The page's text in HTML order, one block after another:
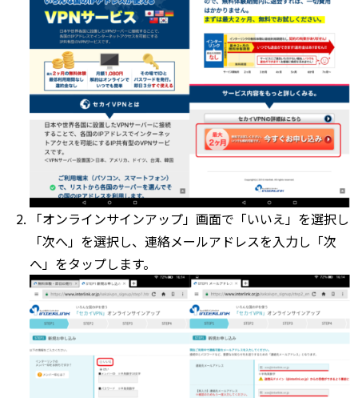
「オンラインサインアップ」画面で「いいえ」を選択し
「次へ」を選択し、連絡メールアドレスを入力し「次
へ」をタップします。